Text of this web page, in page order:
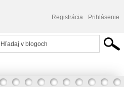
Registrácia Prihlásenie
Danko peklakuffovcov generál? A či